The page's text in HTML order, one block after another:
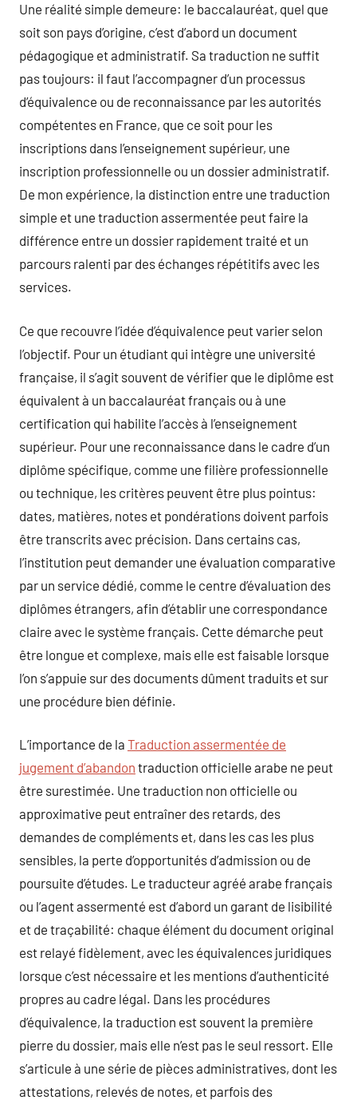
Une réalité simple demeure: le baccalauréat, quel que
soit son pays d’origine, c’est d’abord un document
pédagogique et administratif. Sa traduction ne suffit
pas toujours: il faut l’accompagner d’un processus
d’équivalence ou de reconnaissance par les autorités
compétentes en France, que ce soit pour les
inscriptions dans l’enseignement supérieur, une
inscription professionnelle ou un dossier administratif.
De mon expérience, la distinction entre une traduction
simple et une traduction assermentée peut faire la
différence entre un dossier rapidement traité et un
parcours ralenti par des échanges répétitifs avec les
services.
Ce que recouvre l’idée d’équivalence peut varier selon
l’objectif. Pour un étudiant qui intègre une université
française, il s’agit souvent de vérifier que le diplôme est
équivalent à un baccalauréat français ou à une
certification qui habilite l’accès à l’enseignement
supérieur. Pour une reconnaissance dans le cadre d’un
diplôme spécifique, comme une filière professionnelle
ou technique, les critères peuvent être plus pointus:
dates, matières, notes et pondérations doivent parfois
être transcrits avec précision. Dans certains cas,
l’institution peut demander une évaluation comparative
par un service dédié, comme le centre d’évaluation des
diplômes étrangers, afin d’établir une correspondance
claire avec le système français. Cette démarche peut
être longue et complexe, mais elle est faisable lorsque
l’on s’appuie sur des documents dûment traduits et sur
une procédure bien définie.
L’importance de la Traduction assermentée de
jugement d’abandon traduction officielle arabe ne peut
être surestimée. Une traduction non officielle ou
approximative peut entraîner des retards, des
demandes de compléments et, dans les cas les plus
sensibles, la perte d’opportunités d’admission ou de
poursuite d’études. Le traducteur agréé arabe français
ou l’agent assermenté est d’abord un garant de lisibilité
et de traçabilité: chaque élément du document original
est relayé fidèlement, avec les équivalences juridiques
lorsque c’est nécessaire et les mentions d’authenticité
propres au cadre légal. Dans les procédures
d’équivalence, la traduction est souvent la première
pierre du dossier, mais elle n’est pas le seul ressort. Elle
s’articule à une série de pièces administratives, dont les
attestations, relevés de notes, et parfois des